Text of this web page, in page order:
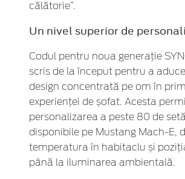
călătorie”.
Un nivel superior de
Codul pentru noua generație
scris de la început pentru a
design concentrată pe om în
experienței de șofat. Acesta
personalizarea a peste 80 de
disponibile pe Mustang Mach-E,
temperatura în habitaclu și
până la iluminarea ambientală.